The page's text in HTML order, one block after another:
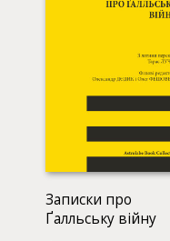
Записки про
Ґалльську війну